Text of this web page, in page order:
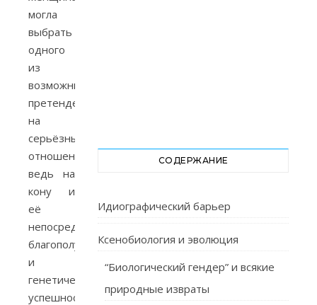
могла
выбрать
одного
из
возможных
претендентов
на
серьёзные
отношения,
ведь на
кону и
её
непосредственное
благополучие,
и
генетическая
успешность
СОДЕРЖАНИЕ
Идиографический барьер
Ксенобиология и эволюция
“Биологический гендер” и всякие
природные извраты